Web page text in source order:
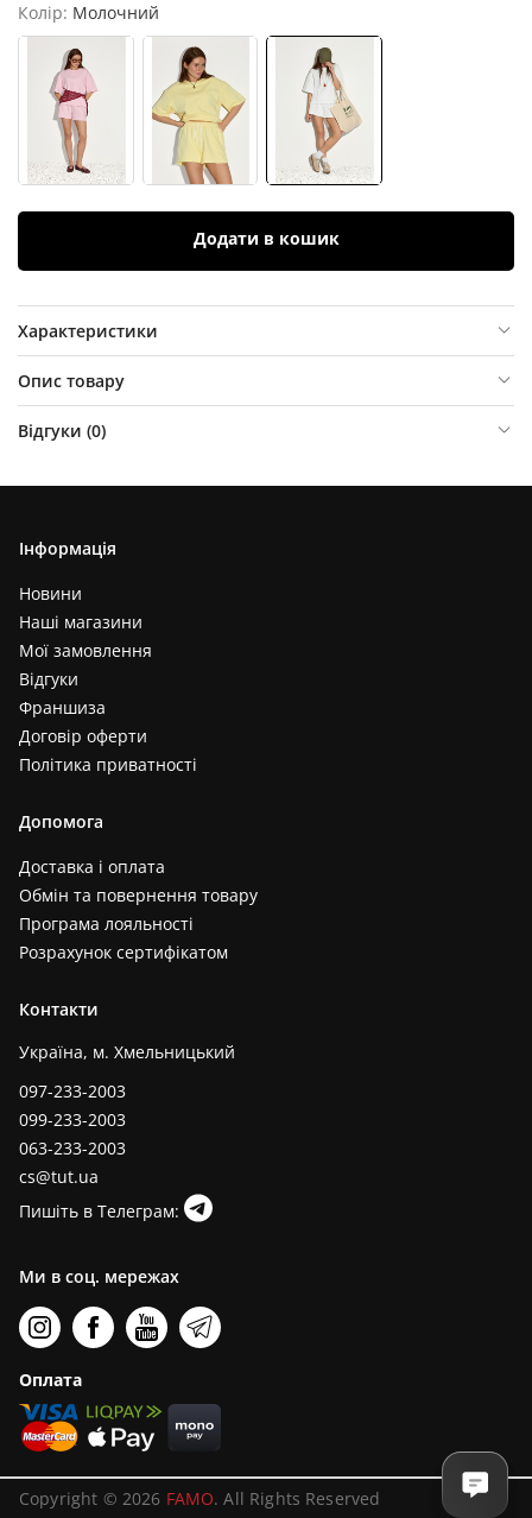
Колір: Молочний
Додати в кошик
Характеристики
Опис товару
Відгуки (0)
Інформація
Новини
Наші магазини
Мої замовлення
Відгуки
Франшиза
Договір оферти
Політика приватності
Допомога
Доставка і оплата
Обмін та повернення товару
Програма лояльності
Розрахунок сертифікатом
Контакти
Україна, м. Хмельницький
097-233-2003
099-233-2003
063-233-2003
cs@tut.ua
Пишіть в Телеграм:
Ми в соц. мережах
Оплата
Copyright © 2026 FAMO. All Rights Reserved